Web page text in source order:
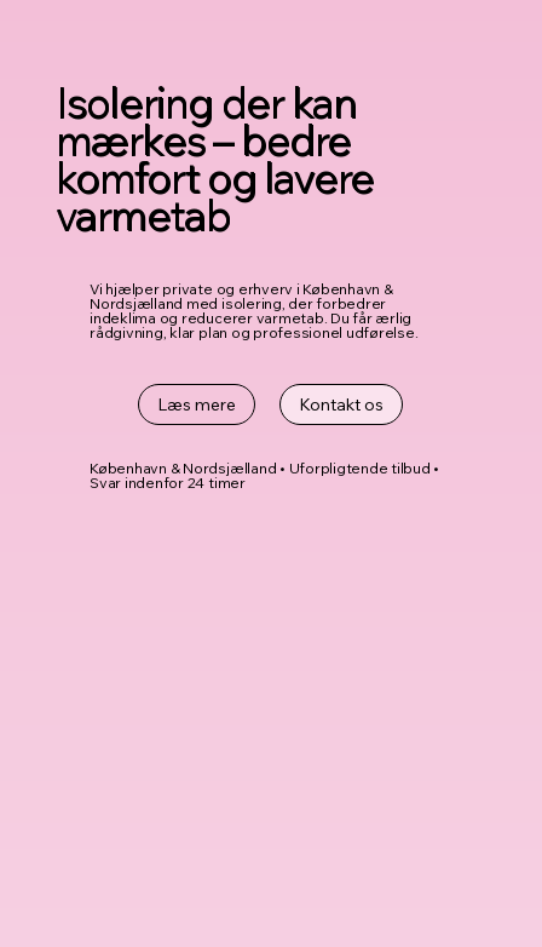
Isolering der kan
mærkes – bedre
komfort og lavere
varmetab
Vi hjælper private og erhverv i København &
Nordsjælland med isolering, der forbedrer
indeklima og reducerer varmetab. Du får ærlig
rådgivning, klar plan og professionel udførelse.
Læs mere Kontakt os
København & Nordsjælland • Uforpligtende tilbud •
Svar indenfor 24 timer